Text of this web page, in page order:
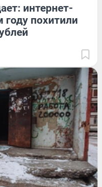
интернет-
похитили